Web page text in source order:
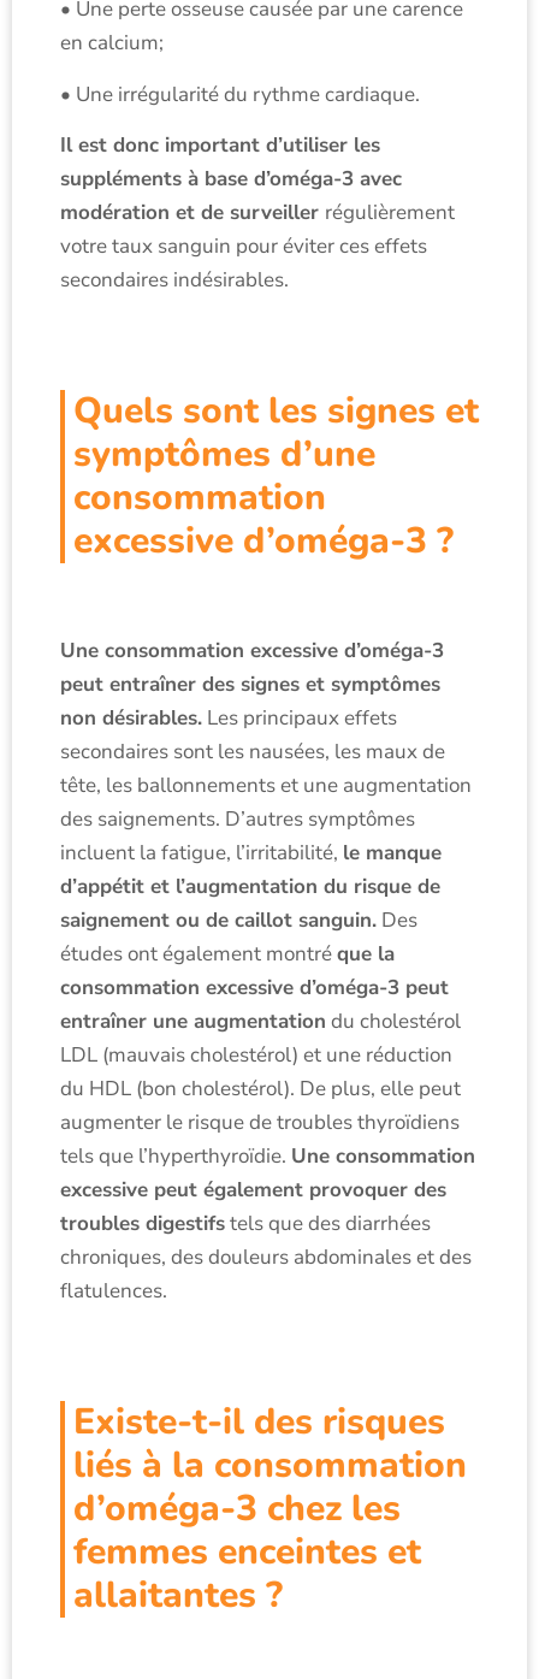
• Une perte osseuse causée par une carence
en calcium;
• Une irrégularité du rythme cardiaque.
Il est donc important d’utiliser les
suppléments à base d’oméga-3 avec
modération et de surveiller régulièrement
votre taux sanguin pour éviter ces effets
secondaires indésirables.
Quels sont les signes et
symptômes d’une
consommation
excessive d’oméga-3 ?
Une consommation excessive d’oméga-3
peut entraîner des signes et symptômes
non désirables. Les principaux effets
secondaires sont les nausées, les maux de
tête, les ballonnements et une augmentation
des saignements. D’autres symptômes
incluent la fatigue, l’irritabilité, le manque
d’appétit et l’augmentation du risque de
saignement ou de caillot sanguin. Des
études ont également montréque la
consommation excessive d’oméga-3 peut
entraîner une augmentation du cholestérol
LDL (mauvais cholestérol) et une réduction
du HDL (bon cholestérol). De plus, elle peut
augmenter le risque de troubles thyroïdiens
tels que l’hyperthyroïdie. Une consommation
excessive peut également provoquer des
troubles digestifstels que des diarrhées
chroniques, des douleurs abdominales et des
flatulences.
Existe-t-il des risques
liés à la consommation
d’oméga-3 chez les
femmes enceintes et
allaitantes ?